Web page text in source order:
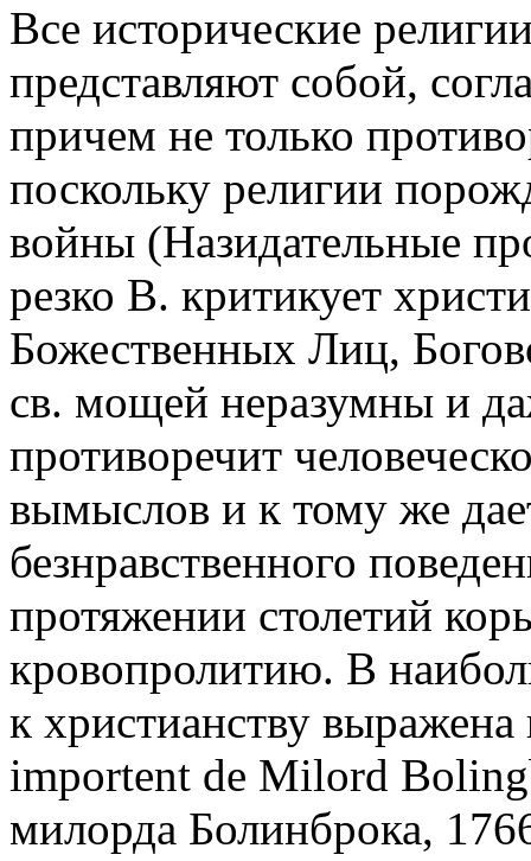
Все исторические
представляют собой,
причем не только
поскольку религии
войны (Назидательные
резко В. критикует
Божественных Лиц,
св. мощей неразумны и
противоречит
вымыслов и к тому же
безнравственного
протяжении столетий
кровопролитию. В
к христианству
importent de Milord
милорда Болинброка,